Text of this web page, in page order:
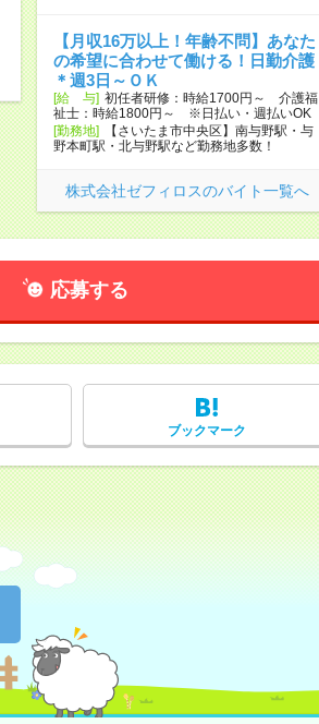
【月収16万以上！年齢不問】あなた
の希望に合わせて働ける！日勤介護
＊週3日～ＯＫ
[給 与] 初任者研修：時給1700円～ 介護福
祉士：時給1800円～ ※日払い・週払いOK
[勤務地]
【さいたま市中央区】南与野駅・与
野本町駅・北与野駅など勤務地多数！
株式会社ゼフィロスのバイト一覧へ
応募する
ブックマーク